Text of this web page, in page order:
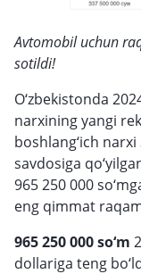
Avtomobil uchun
sotildi!
O‘zbekistonda
narxining yangi
boshlang‘ich narxi
savdosiga
965 250 000
eng qimmat
965 250 000 so‘m
dollariga teng